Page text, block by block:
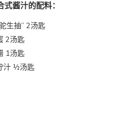
式酱汁的配料：
生抽” 2汤匙
2汤匙
1汤匙
汁 ½汤匙